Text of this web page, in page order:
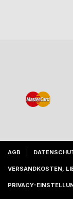
AGB
VERSANDKOSTEN,
PRIVACY-